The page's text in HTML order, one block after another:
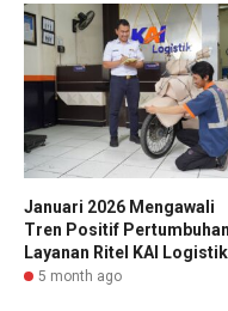
Januari 2026 Mengawali
Tren Positif Pertumbuhan
Layanan Ritel KAI Logistik
5 month ago